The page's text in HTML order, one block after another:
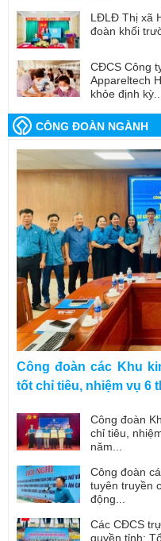
LĐLĐ Thị xã
đoàn khối
CĐCS Công
Appareltech
khỏe định kỳ...
CÔNG ĐOÀN NGÀNH
Công đoàn các Khu
tốt chỉ tiêu, nhiệm vụ 6
Công đoàn
chỉ tiêu,
năm...
Công đoàn
tuyên truyền
động...
Các CĐCS
quyền tỉnh: